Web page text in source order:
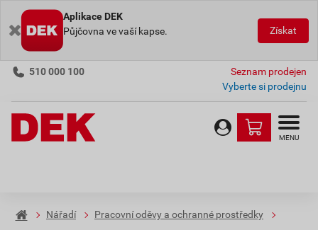
Aplikace DEK
Půjčovna ve vaší kapse.
Získat
510 000 100
Seznam prodejen
Vyberte si prodejnu
MENU
Nářadí
Pracovní oděvy a ochranné prostředky